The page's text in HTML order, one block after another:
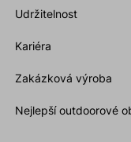
Udržitelnost
Kariéra
Zakázková výroba
Nejlepší outdoorové